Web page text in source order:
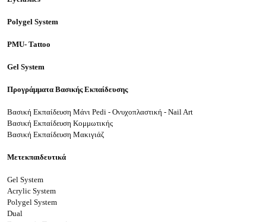
Polygel System
PMU- Tattoo
Gel System
Προγράμματα Βασικής Εκπαίδευσης
Βασική Εκπαίδευση Μάνι Pedi - Ονυχοπλαστική - Nail Art
Βασική Εκπαίδευση Κομμωτικής
Βασική Εκπαίδευση Μακιγιάζ
Μετεκπαιδευτικά
Gel System
Acrylic System
Polygel System
Dual